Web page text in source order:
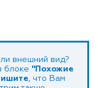
внешний вид?
блоке "Похожие
, что Вам